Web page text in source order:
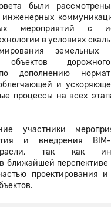
были
инженерных
мероприятий с
в условиях
земельных
объектов
дополнению
и
процессы на всех
участники
и внедрения BIM-
так как
ближайшей перспективе
проектирования и